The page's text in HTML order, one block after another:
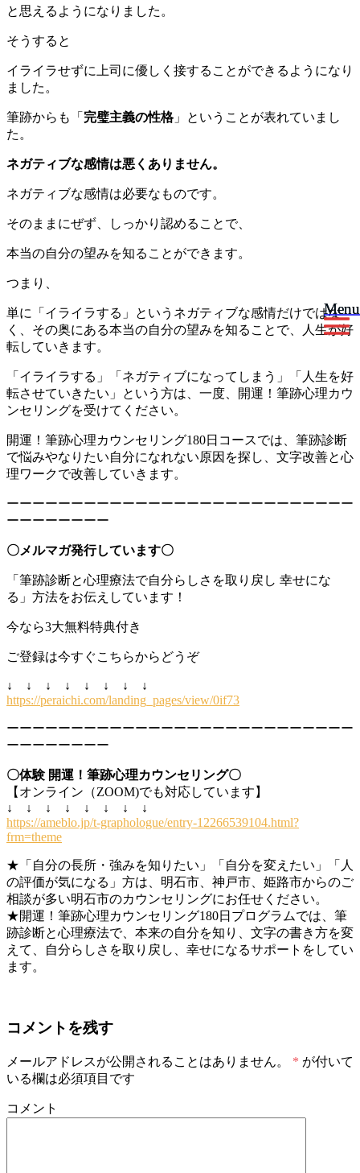
Menu
Menu
と思えるようになりました。
そうすると
イライラせずに上司に優しく接することができるようになり
ました。
筆跡からも「 完璧主義の性格」ということが表れていまし
た。
ネガティブな感情は悪くありません。
ネガティブな感情は必要なものです。
そのままにぜず、しっかり認めることで、
本当の自分の望みを知ることができます。
つまり、
単に「イライラする」というネガティブな感情だけではな
く、その奥にある本当の自分の望みを知ることで、人生が好
転していきます。
「イライラする」「ネガティブになってしまう」「人生を好
転させていきたい」という方は、一度、開運！筆跡心理カウ
ンセリングを受けてください。
開運！筆跡心理カウンセリング180日コースでは、筆跡診断
で悩みやなりたい自分になれない原因を探し、文字改善と心
理ワークで改善していきます。
ーーーーーーーーーーーーーーーーーーーーーーーーーーー
ーーーーーーーー
〇メルマガ発行しています〇
「筆跡診断と心理療法で自分らしさを取り戻し 幸せにな
る」方法をお伝えしています！
今なら3大無料特典付き
ご登録は今すぐこちらからどうぞ
↓ ↓ ↓ ↓ ↓ ↓ ↓ ↓
https://peraichi.com/landing_pages/view/0if73
ーーーーーーーーーーーーーーーーーーーーーーーーーーー
ーーーーーーーー
〇体験 開運！筆跡心理カウンセリング〇
【オンライン（ZOOM)でも対応しています】
↓ ↓ ↓ ↓ ↓ ↓ ↓ ↓
https://ameblo.jp/t-graphologue/entry-12266539104.html?
frm=theme
★「自分の長所・強みを知りたい」「自分を変えたい」「人
の評価が気になる」方は、明石市、神戸市、姫路市からのご
相談が多い明石市のカウンセリングにお任せください。
★開運！筆跡心理カウンセリング180日プログラムでは、筆
跡診断と心理療法で、本来の自分を知り、文字の書き方を変
えて、自分らしさを取り戻し、幸せになるサポートをしてい
ます。
コメントを残す
メールアドレスが公開されることはありません。 * が付いて
いる欄は必須項目です
コメント